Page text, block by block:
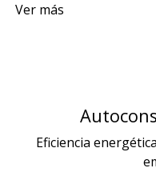
Ver más
Eficiencia